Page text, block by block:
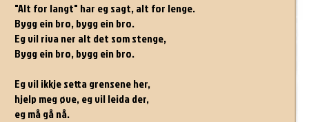
"Alt for langt" har eg sagt, alt for lenge.
Bygg ein bro, bygg ein bro.
Eg vil riva ner alt det som stenge,
Bygg ein bro, bygg ein bro.
Eg vil ikkje setta grensene her,
hjelp meg øve, eg vil leida der,
eg må gå nå.